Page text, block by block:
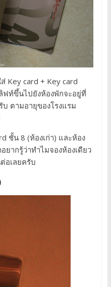
Key card + Key card
ฟท์ขึ้นไปยังห้องพักจะอยู่ที่
ตามอายุของโรงแรม
ชั้น 8 (ห้องเก่า) และห้อง
ยากรู้ว่าทำไมจองห้องเดียว
อเลยครับ